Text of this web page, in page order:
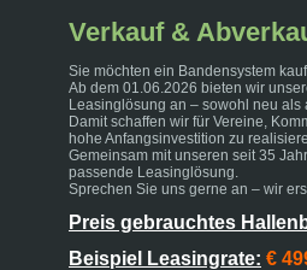
Verkauf &
Sie möchten ein Bandensystem
Ab dem 01.06.2026 bieten wir
Leasinglösung an – sowohl neu als
Damit schaffen wir für Vereine,
hohe Anfangsinvestition zu
Gemeinsam mit unseren seit 35
passende Leasinglösung.
Sprechen Sie uns gerne an – wir
Preis gebrauchtes
Beispiel Leasingrate: €